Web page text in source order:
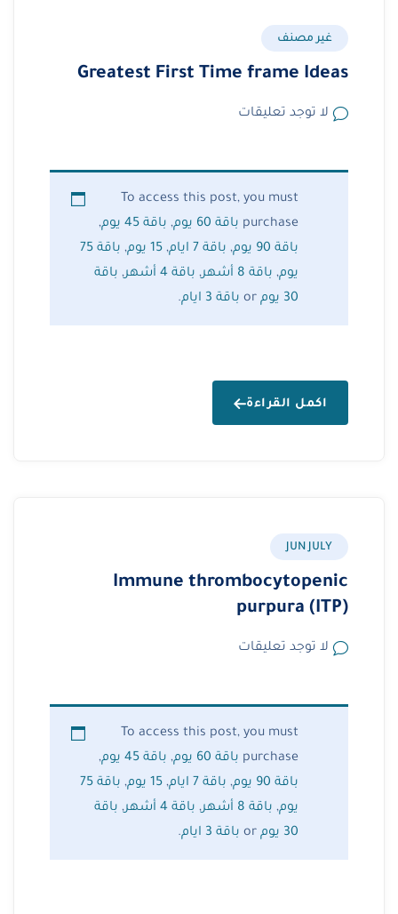
غير مصنف
Greatest First Time frame Ideas
لا توجد تعليقات
To access this post, you must
purchase باقة 60 يوم , باقة 45 يوم
,
باقة 90 يوم
, باقة 7 ايام , 15 يوم ,
باقة 75
يوم, باقة 8 أشهر , باقة 4 أشهر , باقة
30 يوم
باقة 3 ايام .
اكمل القراءة
JUN JULY
Immune thrombocytopenic
purpura (ITP)
لا توجد تعليقات
To access this post, you must
purchase باقة 60 يوم , باقة 45 يوم
,
باقة 90 يوم
, باقة 7 ايام , 15 يوم ,
باقة 75
يوم, باقة 8 أشهر , باقة 4 أشهر , باقة
30 يوم
باقة 3 ايام .